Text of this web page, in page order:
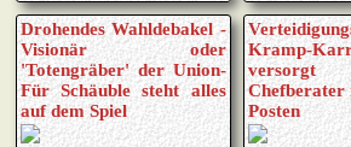
Drohendes Wahldebakel -
Visionär oder
'Totengräber' der Union-
Für Schäuble steht alles
auf dem Spiel
Kramp-
Chefberater
Posten